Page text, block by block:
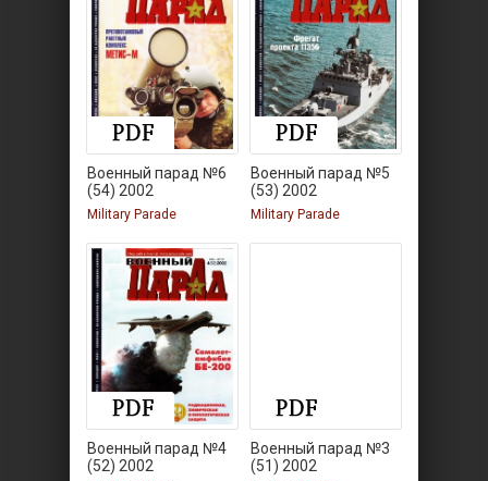
Военный парад №6
(54) 2002
Military Parade
Военный парад №5
(53) 2002
Military Parade
Военный парад №4
(52) 2002
Военный парад №3
(51) 2002